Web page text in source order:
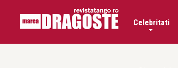
Celebritati